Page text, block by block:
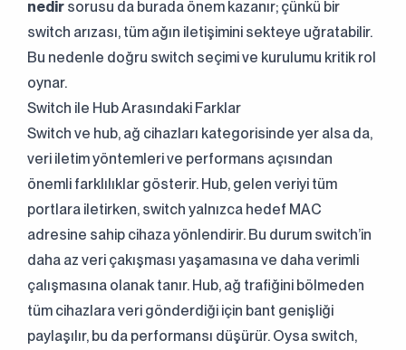
nedir sorusu da burada önem kazanır; çünkü bir
switch arızası, tüm ağın iletişimini sekteye uğratabilir.
Bu nedenle doğru switch seçimi ve kurulumu kritik rol
oynar.
Switch ile Hub Arasındaki Farklar
Switch ve hub, ağ cihazları kategorisinde yer alsa da,
veri iletim yöntemleri ve performans açısından
önemli farklılıklar gösterir. Hub, gelen veriyi tüm
portlara iletirken, switch yalnızca hedef MAC
adresine sahip cihaza yönlendirir. Bu durum switch’in
daha az veri çakışması yaşamasına ve daha verimli
çalışmasına olanak tanır. Hub, ağ trafiğini bölmeden
tüm cihazlara veri gönderdiği için bant genişliği
paylaşılır, bu da performansı düşürür. Oysa switch,